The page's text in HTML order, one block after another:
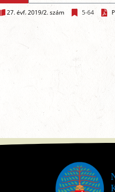
27. évf. 2019/2. szám 5-64